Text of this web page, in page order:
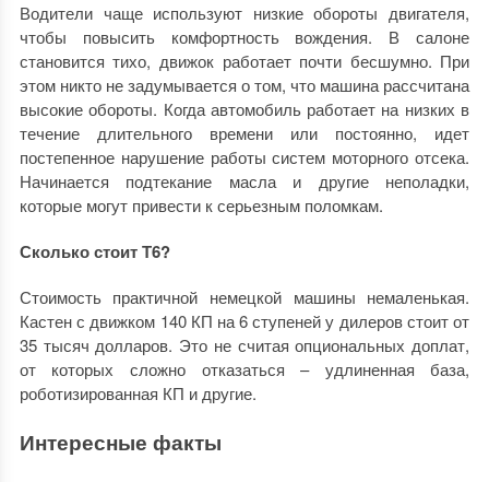
Водители чаще используют низкие обороты двигателя,
чтобы повысить комфортность вождения. В салоне
становится тихо, движок работает почти бесшумно. При
этом никто не задумывается о том, что машина рассчитана
высокие обороты. Когда автомобиль работает на низких в
течение длительного времени или постоянно, идет
постепенное нарушение работы систем моторного отсека.
Начинается подтекание масла и другие неполадки,
которые могут привести к серьезным поломкам.
Сколько стоит Т6?
Стоимость практичной немецкой машины немаленькая.
Кастен с движком 140 КП на 6 ступеней у дилеров стоит от
35 тысяч долларов. Это не считая опциональных доплат,
от которых сложно отказаться – удлиненная база,
роботизированная КП и другие.
Интересные факты